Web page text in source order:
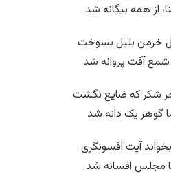
از همه بیگانه شد
خرمن بلبل بسوخت
آفت پروانه شد
شکر که ضایع نگشت
گوهر یک دانه شد
آیت افسونگری
مجلس افسانه شد